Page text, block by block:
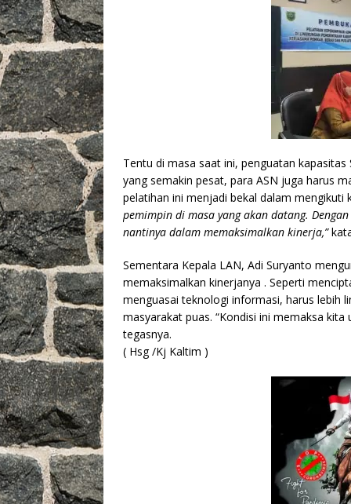
Tentu di masa saat ini, penguatan
yang semakin pesat, para ASN juga harus
pelatihan ini menjadi bekal dalam mengikuti
pemimpin di masa yang akan datang.
nantinya dalam memaksimalkan kinerja,”
Sementara Kepala LAN, Adi Suryanto
memaksimalkan kinerjanya . Seperti
menguasai teknologi informasi, harus lebih
masyarakat puas. “Kondisi ini memaksa
tegasnya.
( Hsg /Kj Kaltim )